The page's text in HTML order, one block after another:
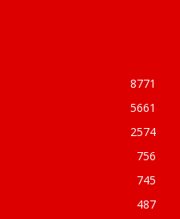
8771
5661
2574
756
745
487